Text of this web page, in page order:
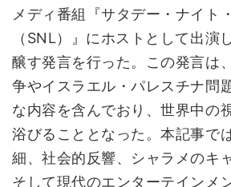
メディ番組『サタデー・ナイト
（SNL）』にホストとして出演
醸す発言を行った。この発言は
争やイスラエル・パレスチナ問
な内容を含んでおり、世界中の
浴びることとなった。本記事で
細、社会的反響、シャラメのキ
そして現代のエンターテインメ